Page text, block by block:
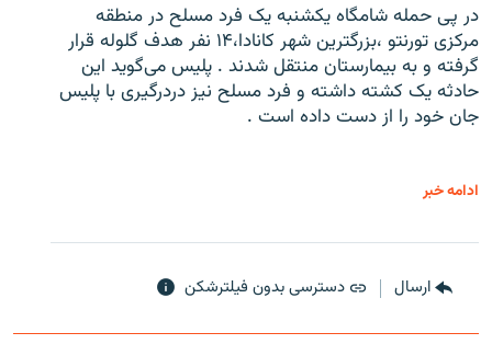
در پی حمله شامگاه یکشنبه یک فرد مسلح در منطقه
مرکزی تورنتو ،‌بزرگترین شهر کانادا،۱۴ نفر هدف گلوله قرار
گرفته و به بیمارستان منتقل شدند . پلیس می‌گوید این
حادثه یک کشته داشته و فرد مسلح نیز دردرگیری با پلیس
جان خود را از دست داده است .
ادامه خبر
ارسال دسترسی بدون فیلترشکن